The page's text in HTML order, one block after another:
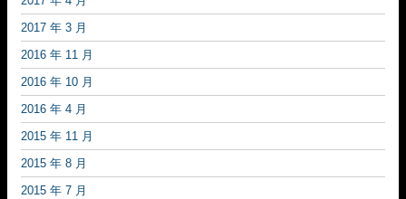
2017 年 3 月
2016 年 11 月
2016 年 10 月
2016 年 4 月
2015 年 11 月
2015 年 8 月
2015 年 7 月